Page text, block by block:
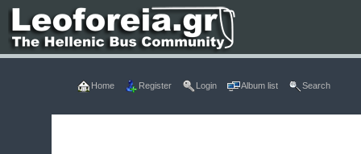
Home Register Login Album list Search